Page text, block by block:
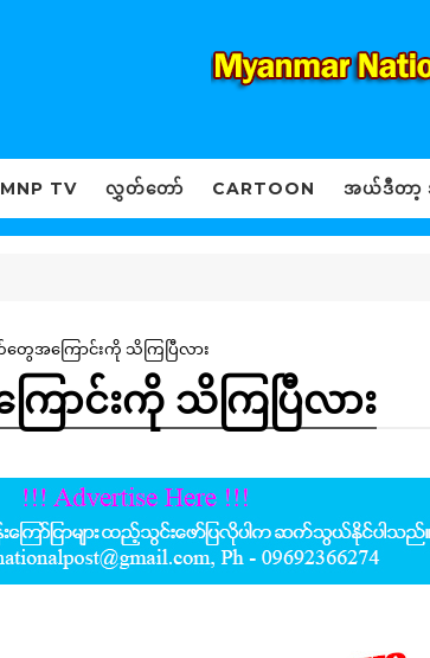
MNP TV လွှတ်တော် CARTOON အယ်ဒီတာ့
ေအကြောင်းကို သိကြပြီလား
ာင်းကို သိကြပြီလား